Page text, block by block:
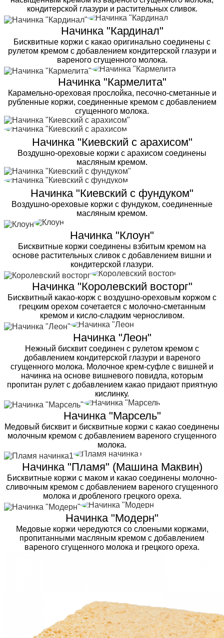
кондитерской глазури и растительных сливок.
Начинка "Кардинал"
Бисквитные коржи с какао оригинально соединены с
рулетом кремом с добавлением кондитерской глазури и
вареного сгущенного молока.
Начинка "Кармелита"
Карамельно-ореховая прослойка, песочно-сметанные и
рубленные коржи, соединенные кремом с добавлением
сгущенного молока.
Начинка "Киевский с арахисом"
Воздушно-ореховые коржи с арахисом соединены
масляным кремом.
Начинка "Киевский с фундуком"
Воздушно-ореховые коржи с фундуком, соединенные
масляным кремом.
Начинка "Клоун"
Бисквитные коржи соединены взбитым кремом на
основе растительных сливок с добавлением вишни и
кондитерской глазури.
Начинка "Королевский восторг"
Бисквитный какао-корж с воздушно-ореховым коржом с
грецким орехом сочетается с молочно-сметанным
кремом и кисло-сладким черносливом.
Начинка "Леон"
Нежный бисквит соединен с рулетом кремом с
добавлением кондитерской глазури и вареного
сгущенного молока. Молочное крем-суфле с вишней и
начинка на основе вишневого повидла, которым
пропитан рулет с добавлением какао придают приятную
кислинку.
Начинка "Марсель"
Медовый бисквит и бисквитные коржи с какао соединены
молочным кремом с добавлением вареного сгущенного
молока.
Начинка "Пламя" (Машина Маквин)
Бисквитные коржи с маком и какао соединены молочно-
сливочным кремом с добавлением вареного сгущенного
молока и дробленого грецкого ореха.
Начинка "Модерн"
Медовые коржи чередуются со слоеными коржами,
пропитанными масляным кремом с добавлением
вареного сгущенного молока и грецкого ореха.